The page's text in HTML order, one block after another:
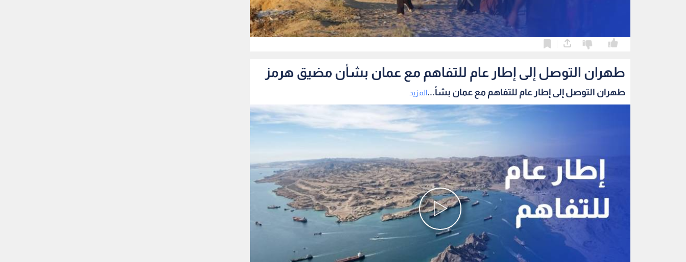
طهران التوصل إلى إطار عام للتفاهم مع عمان بشأن مضيق هرمز
طهران التوصل إلى إطار عام للتفاهم مع عمان بشأ...المزيد